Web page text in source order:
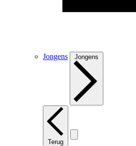
Jongens Jongens
Terug